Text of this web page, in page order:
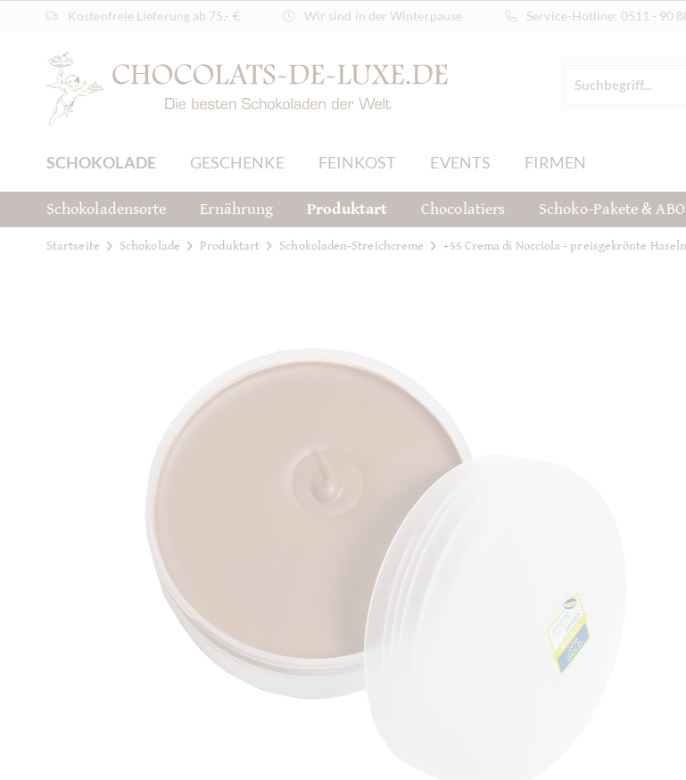
Kostenfreie Lieferung ab 75,- € Wir sind in der Winterpause Service-Hotline: 0511 - 90
SCHOKOLADE GESCHENKE FEINKOST EVENTS FIRMEN
Schokoladensorte Ernährung Produktart Chocolatiers Schoko-Pakete & ABO
Startseite Schokolade Produktart Schokoladen-Streichcreme +55 Crema di Nocciola - preisgekrönte